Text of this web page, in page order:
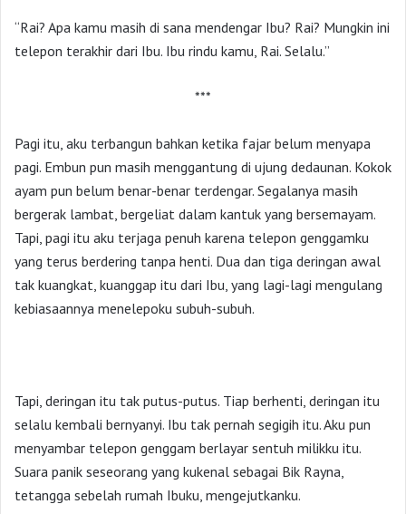
“Rai? Apa kamu masih di sana mendengar Ibu? Rai? Mungkin ini
telepon terakhir dari Ibu. Ibu rindu kamu, Rai. Selalu.”
***
Pagi itu, aku terbangun bahkan ketika fajar belum menyapa
pagi. Embun pun masih menggantung di ujung dedaunan. Kokok
ayam pun belum benar-benar terdengar. Segalanya masih
bergerak lambat, bergeliat dalam kantuk yang bersemayam.
Tapi, pagi itu aku terjaga penuh karena telepon genggamku
yang terus berdering tanpa henti. Dua dan tiga deringan awal
tak kuangkat, kuanggap itu dari Ibu, yang lagi-lagi mengulang
kebiasaannya menelepoku subuh-subuh.
Tapi, deringan itu tak putus-putus. Tiap berhenti, deringan itu
selalu kembali bernyanyi. Ibu tak pernah segigih itu. Aku pun
menyambar telepon genggam berlayar sentuh milikku itu.
Suara panik seseorang yang kukenal sebagai Bik Rayna,
tetangga sebelah rumah Ibuku, mengejutkanku.